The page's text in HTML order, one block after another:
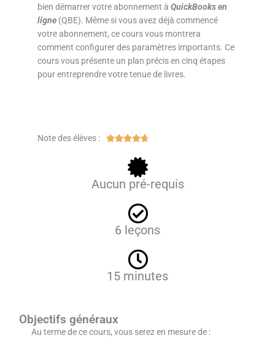
bien démarrer votre abonnement àQuickBooks en
ligne (QBE). Même si vous avez déjà commencé
votre abonnement, ce cours vous montrera
comment configurer des paramètres importants. Ce
cours vous présente un plan précis en cinq étapes
pour entreprendre votre tenue de livres.
Note des élèves : 
s
5
Aucun pré-requis
6 leçons
15 minutes
Objectifs généraux
Au terme de ce cours, vous serez en mesure de :